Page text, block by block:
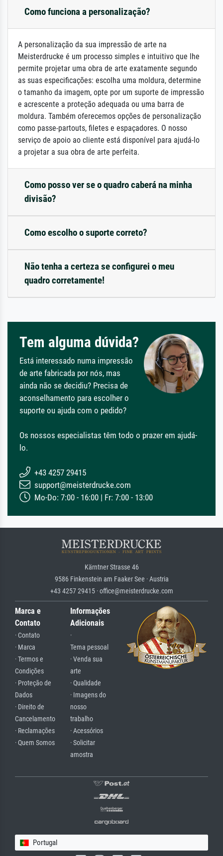
Como funciona a personalização?
A personalização da sua impressão de arte na
Meisterdrucke é um processo simples e intuitivo que lhe
permite projetar uma obra de arte exatamente segundo
as suas especificações: escolha uma moldura, determine
o tamanho da imagem, opte por um suporte de impressão
e acrescente a proteção adequada ou uma barra de
moldura. Também oferecemos opções de personalização
como passe-partouts, filetes e espaçadores. O nosso
serviço de apoio ao cliente está disponível para ajudá-lo
a projetar a sua obra de arte perfeita.
Como posso ver se o quadro caberá na minha
divisão?
Como escolho o suporte correto?
Não tenha a certeza se configurei o meu
quadro corretamente!
Tem alguma dúvida?
Está interessado numa impressão
de arte fabricada por nós, mas
ainda não se decidiu? Precisa de
aconselhamento para escolher o
suporte ou ajuda com o pedido?
Os nossos especialistas têm todo o prazer em ajudá-
lo.
+43 4257 29415
support@meisterdrucke.com
Mo-Do: 7:00 - 16:00 | Fr: 7:00 - 13:00
Kärntner Strasse 46
9586 Finkenstein am Faaker See · Austria
+43 4257 29415 · office@meisterdrucke.com
Marca e
Contato
· Contato
· Marca
· Termos e
Condições
· Proteção de
Dados
· Direito de
Cancelamento
· Reclamações
· Quem Somos
Informações
Adicionais
·
Tema pessoal
· Venda sua
arte
· Qualidade
· Imagens do
nosso
trabalho
· Acessórios
· Solicitar
amostra
Portugal